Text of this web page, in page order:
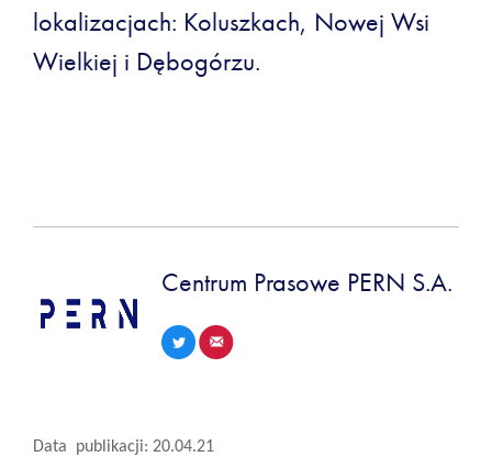
lokalizacjach: Koluszkach, Nowej Wsi
Wielkiej i Dębogórzu.
Centrum Prasowe PERN S.A.
Data publikacji: 20.04.21